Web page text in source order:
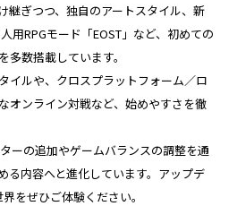
継ぎつつ、独自のアートスタイル、新
用RPGモード「EOST」など、初めての
数搭載しています。
イルや、クロスプラットフォーム／ロ
オンライン対戦など、始めやすさを徹
ーの追加やゲームバランスの調整を通
る内容へと進化しています。アップデ
をぜひご体験ください。